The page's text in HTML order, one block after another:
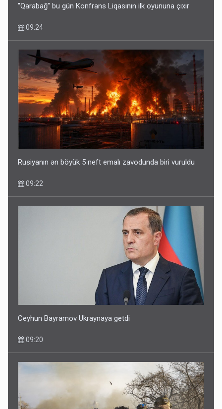
"Qarabağ" bu gün Konfrans Liqasının ilk oyununa çıxır
09:24
Rusiyanın ən böyük 5 neft emalı zavodunda biri vuruldu
09:22
Ceyhun Bayramov Ukraynaya getdi
09:20